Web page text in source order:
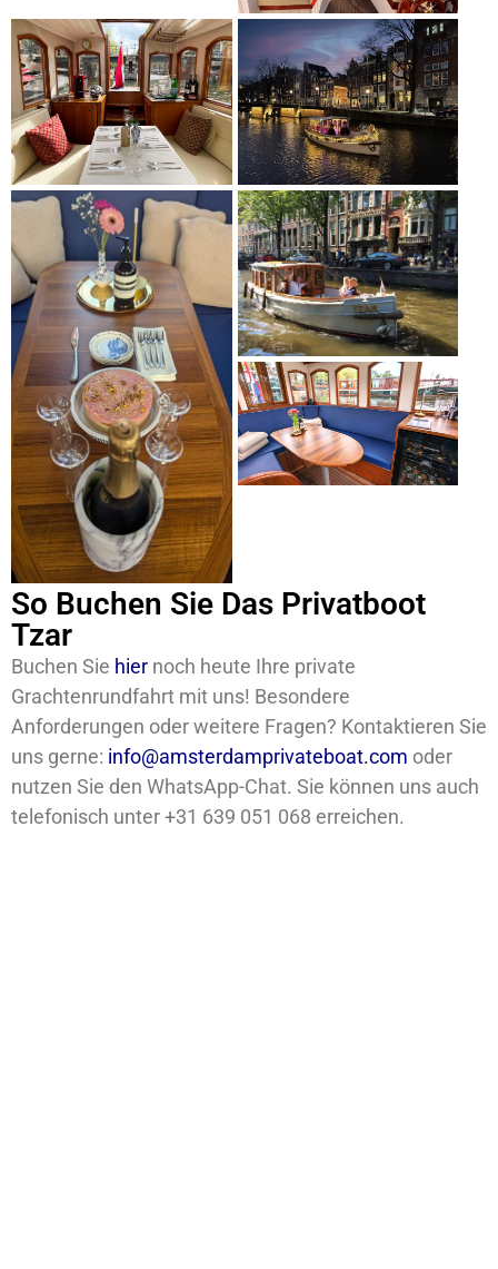
So Buchen Sie Das Privatboot
Tzar
Buchen Sie hier noch heute Ihre private
Grachtenrundfahrt mit uns! Besondere
Anforderungen oder weitere Fragen? Kontaktieren Sie
uns gerne: info@amsterdamprivateboat.com oder
nutzen Sie den WhatsApp-Chat. Sie können uns auch
telefonisch unter +31 639 051 068 erreichen.